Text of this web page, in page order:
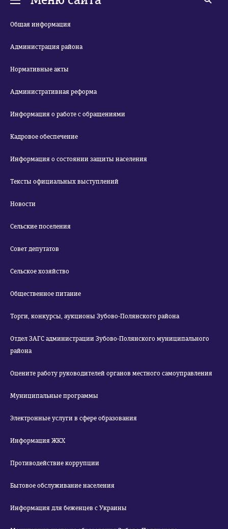
Общая информация
Администрация района
Нормативные акты
Административная реформа
Информация о работе с обращениями
Кадровое обеспечение
Информация о состоянии защиты населения
Тексты официальных выступлений
Новости
Сельские поселения
Совет депутатов
Сельское хозяйство
Общественное питание
Торги, конкурсы, аукционы Зубово-Полянского района
Отдел ЗАГС администрации Зубово-Полянского муниципального
района
Оцените работу руководителей органов местного самоуправления
Муниципальные программы
Электронные услуги в сфере образования
Информация ЖКХ
Противодействие коррупции
Бытовое обслуживание населения
Информация для беженцев с Украины